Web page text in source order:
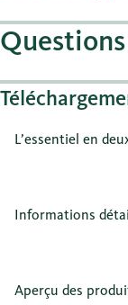
L’essentiel en
Informations
Aperçu des